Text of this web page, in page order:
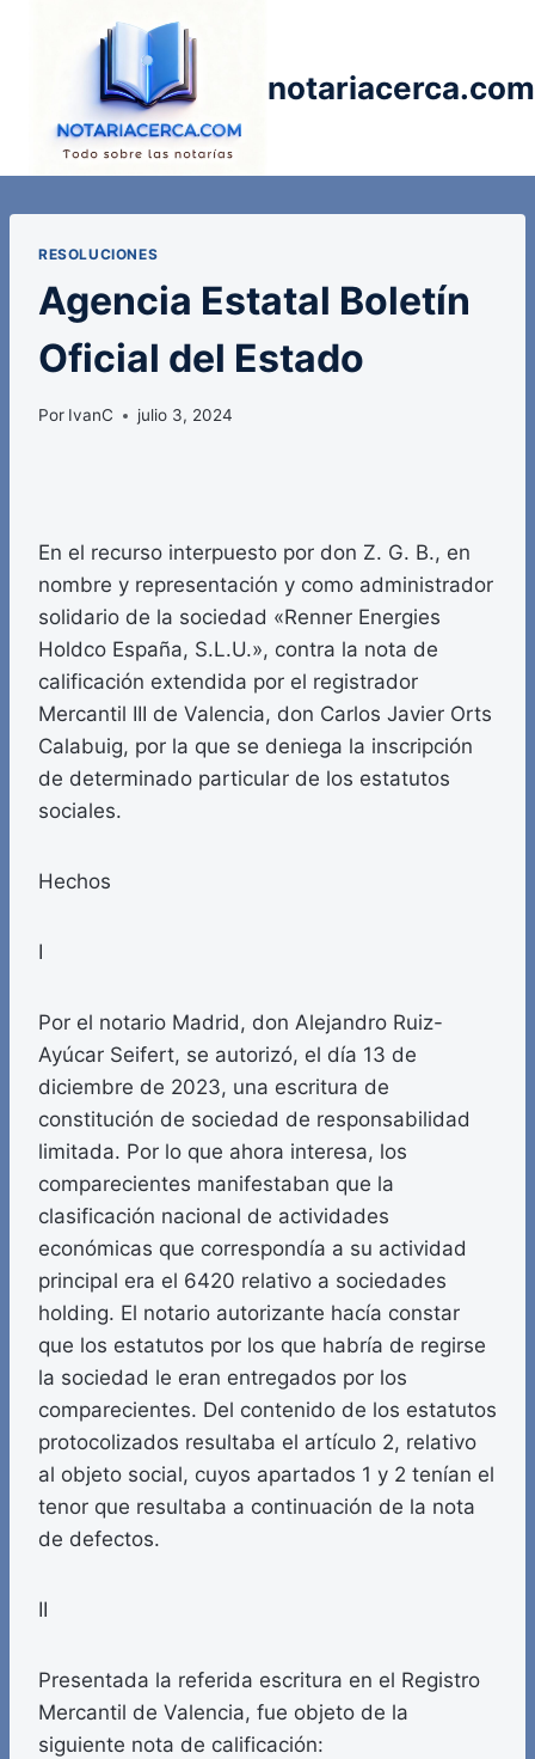
notariacerca.com
RESOLUCIONES
Agencia Estatal Boletín
Oficial del Estado
Por IvanC julio 3, 2024
En el recurso interpuesto por don Z. G. B., en
nombre y representación y como administrador
solidario de la sociedad «Renner Energies
Holdco España, S.L.U.», contra la nota de
calificación extendida por el registrador
Mercantil III de Valencia, don Carlos Javier Orts
Calabuig, por la que se deniega la inscripción
de determinado particular de los estatutos
sociales.
Hechos
I
Por el notario Madrid, don Alejandro Ruiz-
Ayúcar Seifert, se autorizó, el día 13 de
diciembre de 2023, una escritura de
constitución de sociedad de responsabilidad
limitada. Por lo que ahora interesa, los
comparecientes manifestaban que la
clasificación nacional de actividades
económicas que correspondía a su actividad
principal era el 6420 relativo a sociedades
holding. El notario autorizante hacía constar
que los estatutos por los que habría de regirse
la sociedad le eran entregados por los
comparecientes. Del contenido de los estatutos
protocolizados resultaba el artículo 2, relativo
al objeto social, cuyos apartados 1 y 2 tenían el
tenor que resultaba a continuación de la nota
de defectos.
II
Presentada la referida escritura en el Registro
Mercantil de Valencia, fue objeto de la
siguiente nota de calificación: